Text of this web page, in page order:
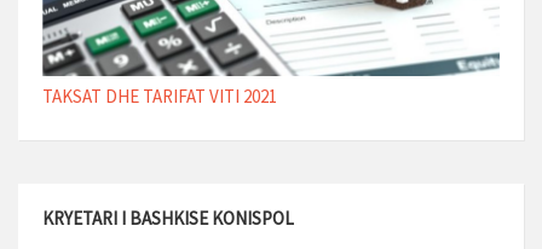
TAKSAT DHE TARIFAT VITI 2021
KRYETARI I BASHKISE KONISPOL